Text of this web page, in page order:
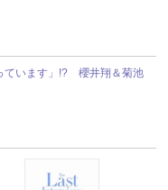
ています」!? 櫻井翔＆菊池